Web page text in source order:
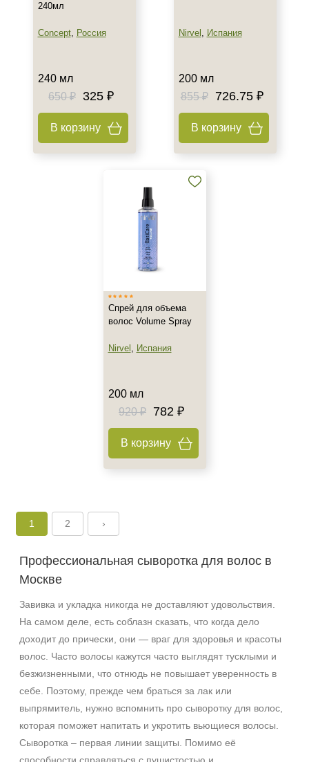
240мл
Concept, Россия
240 мл
650 ₽
325 ₽
В корзину
Nirvel , Испания
200 мл
855 ₽
726.75 ₽
В корзину
Спрей для объема
волос Volume Spray
Nirvel , Испания
200 мл
920 ₽
782 ₽
В корзину
1 2 ›
Профессиональная сыворотка для волос в
Москве
Завивка и укладка никогда не доставляют удовольствия.
На самом деле, есть соблазн сказать, что когда дело
доходит до прически, они — враг для здоровья и красоты
волос. Часто волосы кажутся часто выглядят тусклыми и
безжизненными, что отнюдь не повышает уверенность в
себе. Поэтому, прежде чем браться за лак или
выпрямитель, нужно вспомнить про сыворотку для волос,
которая поможет напитать и укротить вьющиеся волосы.
Сыворотка – первая линии защиты. Помимо её